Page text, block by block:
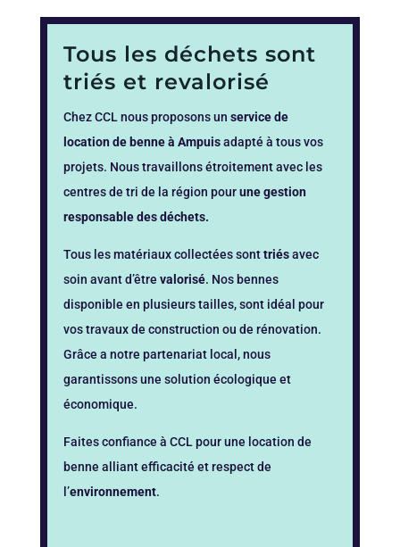
Tous les déchets sont
triés et revalorisé
Chez CCL nous proposons un service de
location de benne à Ampuisadapté à tous vos
projets. Nous travaillons étroitement avec les
centres de tri de la région pourune gestion
responsable des déchets.
Tous les matériaux collectées sonttriésavec
soin avant d’être valorisé. Nos bennes
disponible en plusieurs tailles, sont idéal pour
vos travaux de construction ou de rénovation.
Grâce a notre partenariat local, nous
garantissons une solution écologique et
économique.
Faites confiance à CCL pour une location de
benne alliant efficacité et respect de
l’environnement.